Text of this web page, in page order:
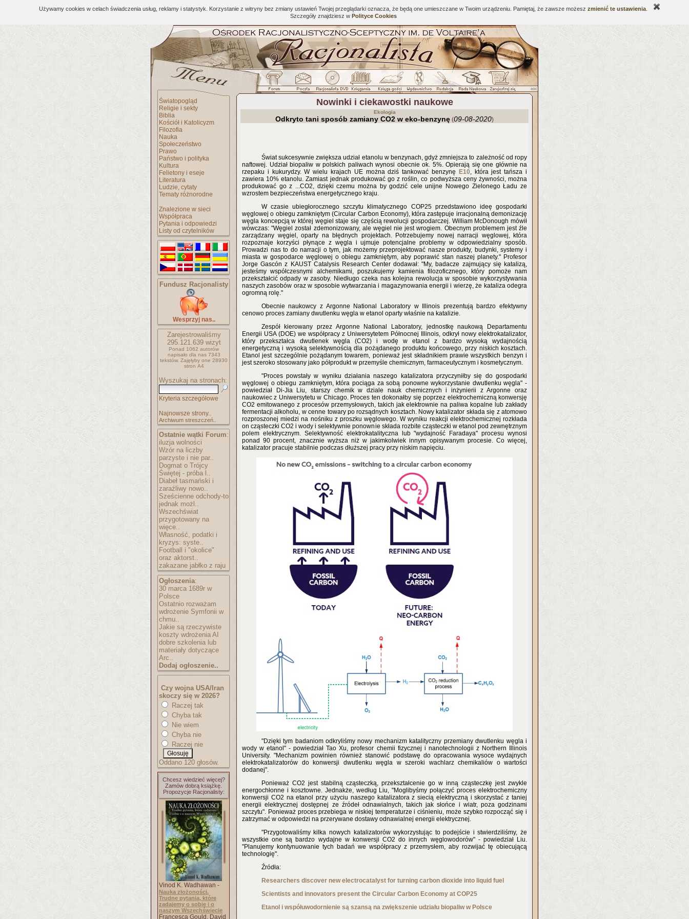
Używamy cookies w celach świadczenia usług, reklamy i statystyk. Korzystanie z witryny bez zmiany ustawień Twojej przeglądarki oznacza, że będą one umieszczane w Twoim urządzeniu. Pamiętaj, że zawsze możesz zmienić te ustawienia
Szczegóły znajdziesz w Polityce Cookies
Światopogląd
Religie i sekty
Biblia
Kościół i Katolicyzm
Filozofia
Nauka
Społeczeństwo
Prawo
Państwo i polityka
Kultura
Felietony i eseje
Literatura
Ludzie, cytaty
Tematy różnorodne
Znalezione w sieci
Współpraca
Pytania i odpowiedzi
Listy od czytelników
Fundusz Racjonalisty
Wesprzyj nas..
Zarejestrowaliśmy
295.121.639wizyt
Ponad 1062 autorów
napisało dla nas 7343
tekstów. Zajęłyby one 28930
stron A4
Wyszukaj na stronach:
Kryteria szczegółowe
Najnowsze strony..
Archiwum streszczeń..
Ostatnie wątki Forum:
iluzja wolności
Wzór na liczby
parzyste i nie par..
Dogmat o Trójcy
Świętej - próba l..
Diabeł tasmański i
zaraźliwy nowo..
Sześcienne odchody-to
jednak możl..
Wszechświat
przygotowany na
więce..
Własność, podatki i
kryzys: syste..
Football i "okolice"
oraz aktorst..
zakazane jabłko z raju
Ogłoszenia:
30 marca 1689r w
Polsce
Ostatnio rozważam
wdrożenie Symfonii w
chmu..
Jakie są rzeczywiste
koszty wdrożenia AI
dobre szkolenia lub
materiały dotyczące
Arc..
Dodaj ogłoszenie..
Czy wojna USA/Iran
skoczy się w 2026?
Raczej tak
Chyba tak
Nie wiem
Chyba nie
Raczej nie
Oddano 120 głosów.
Chcesz wiedzieć więcej?
Zamów dobrą książkę.
Propozycje Racjonalisty:
Vinod K. Wadhawan -
Nauka złożoności.
Trudne pytania, które
zadajemy o sobie i o
naszym Wszechświecie
Francesca Gould, David
Nowinki i ciekawostki naukowe
Ekologia
Odkryto tani sposób zamiany CO2 w eko-benzynę (09-08-2020)
Świat sukcesywnie zwiększa udział etanolu w benzynach, gdyż zmniejsza to zależność od ropy
naftowej. Udział biopaliw w polskich paliwach wynosi obecnie ok. 5%. Opierają się one głównie na
rzepaku i kukurydzy. W wielu krajach UE można dziś tankować benzynę
E10, która jest tańsza i
zawiera 10% etanolu. Zamiast jednak produkować go z roślin, co podwyższa ceny żywności, można
produkować go z ...CO2, dzięki czemu można by godzić cele unijne Nowego Zielonego Ładu ze
wzrostem bezpieczeństwa energetycznego kraju.
W czasie ubiegłorocznego szczytu klimatycznego COP25 przedstawiono ideę gospodarki
węglowej o obiegu zamkniętym (Circular Carbon Economy), która zastępuje irracjonalną demonizację
węgla koncepcją w której węgiel staje się częścią rewolucji gospodarczej. William McDonough mówił
wówczas: "Węgiel został zdemonizowany, ale węgiel nie jest wrogiem. Obecnym problemem jest źle
zarządzany węgiel, oparty na błędnych projektach. Potrzebujemy nowej narracji węglowej, która
rozpoznaje korzyści płynące z węgla i ujmuje potencjalne problemy w odpowiedzialny sposób.
Prowadzi nas to do narracji o tym, jak możemy przeprojektować nasze produkty, budynki, systemy i
miasta w gospodarce węglowej o obiegu zamkniętym, aby poprawić stan naszej planety." Profesor
Jorge Gascón z KAUST Catalysis Research Center dodawał: "My, badacze zajmujący się katalizą,
jesteśmy współczesnymi alchemikami, poszukujemy kamienia filozoficznego, który pomoże nam
przekształcić odpady w zasoby. Niedługo czeka nas kolejna rewolucja w sposobie wykorzystywania
naszych zasobów oraz w sposobie wytwarzania i magazynowania energii i wierzę, że kataliza odegra
ogromną rolę."
Obecnie naukowcy z Argonne National Laboratory w Illinois prezentują bardzo efektywny
cenowo proces zamiany dwutlenku węgla w etanol oparty właśnie na katalizie.
Zespół kierowany przez Argonne National Laboratory, jednostkę naukową Departamentu
Energii USA (DOE) we współpracy z Uniwersytetem Północnej Illinois, odkrył nowy elektrokatalizator,
który przekształca dwutlenek węgla (CO2) i wodę w etanol z bardzo wysoką wydajnością
energetyczną i wysoką selektywnością dla pożądanego produktu końcowego, przy niskich kosztach.
Etanol jest szczególnie pożądanym towarem, ponieważ jest składnikiem prawie wszystkich benzyn i
jest szeroko stosowany jako półprodukt w przemyśle chemicznym, farmaceutycznym i kosmetycznym.
"Proces powstały w wyniku działania naszego katalizatora przyczyniłby się do gospodarki
węglowej o obiegu zamkniętym, która pociąga za sobą ponowne wykorzystanie dwutlenku węgla" -
powiedział Di-Jia Liu, starszy chemik w dziale nauk chemicznych i inżynierii z Argonne oraz
naukowiec z Uniwersytetu w Chicago. Proces ten dokonałby się poprzez elektrochemiczną konwersję
CO2 emitowanego z procesów przemysłowych, takich jak elektrownie na paliwa kopalne lub zakłady
fermentacji alkoholu, w cenne towary po rozsądnych kosztach. Nowy katalizator składa się z atomowo
rozproszonej miedzi na nośniku z proszku węglowego. W wyniku reakcji elektrochemicznej rozkłada
on cząsteczki CO2 i wody i selektywnie ponownie składa rozbite cząsteczki w etanol pod zewnętrznym
polem elektrycznym. Selektywność elektrokatalityczna lub "wydajność Faradaya" procesu wynosi
ponad 90 procent, znacznie wyższa niż w jakimkolwiek innym opisywanym procesie. Co więcej,
katalizator pracuje stabilnie podczas dłuższej pracy przy niskim napięciu.
"Dzięki tym badaniom odkryliśmy nowy mechanizm katalityczny przemiany dwutlenku węgla i
wody w etanol" - powiedział Tao Xu, profesor chemii fizycznej i nanotechnologii z Northern Illinois
University. "Mechanizm powinien również stanowić podstawę do opracowania wysoce wydajnych
elektrokatalizatorów do konwersji dwutlenku węgla w szeroki wachlarz chemikaliów o wartości
dodanej".
Ponieważ CO2 jest stabilną cząsteczką, przekształcenie go w inną cząsteczkę jest zwykle
energochłonne i kosztowne. Jednakże, według Liu, "Moglibyśmy połączyć proces elektrochemiczny
konwersji CO2 na etanol przy użyciu naszego katalizatora z siecią elektryczną i skorzystać z taniej
energii elektrycznej dostępnej ze źródeł odnawialnych, takich jak słońce i wiatr, poza godzinami
szczytu". Ponieważ proces przebiega w niskiej temperaturze i ciśnieniu, może szybko rozpocząć się i
zatrzymać w odpowiedzi na przerywane dostawy odnawialnej energii elektrycznej.
"Przygotowaliśmy kilka nowych katalizatorów wykorzystując to podejście i stwierdziliśmy, że
wszystkie one są bardzo wydajne w konwersji CO2 do innych węglowodorów" - powiedział Liu.
"Planujemy kontynuowanie tych badań we współpracy z przemysłem, aby rozwijać tę obiecującą
technologię".
Źródła:
Researc hers discover new electrocatalyst for turning carbon dioxide into liquid fuel
Scientists and innovators present the Circular Carbon Economy at COP25
Etanol i współuwodornienie są szansą na zwiększenie udziału biopaliw w Polsce